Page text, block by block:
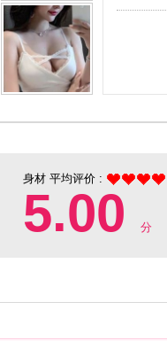
身材 平均评价 :
5.00 分